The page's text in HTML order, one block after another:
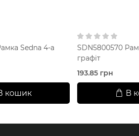
Sedna 4-а
кошик
SDN5800570
графіт
193.85 грн
В